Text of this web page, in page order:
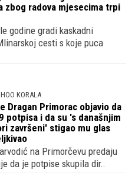
zbog radova mjesecima trpi
godine gradi kaskadni
cesti s koje puca
KORALA
Dragan Primorac objavio da
potpisa i da su 's današnjim
završeni' stigao mu glas
na Primorčevu predaju
da je potpise skupila dir..